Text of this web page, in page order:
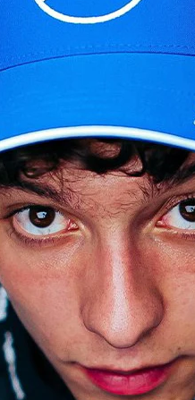
Copyright © 2026 - All